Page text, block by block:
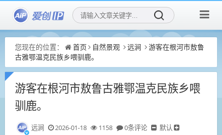
您现在的位置： 首页 自然景观 远涧
游客在根河市敖鲁
古雅鄂温克民族乡喂驯鹿。
游客在根河市敖鲁古雅鄂温克民族乡喂
驯鹿。
远涧 2026-01-18 1158 0条评论 默认